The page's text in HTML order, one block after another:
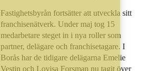
Fastighetsbyrån fortsätter att utveckla sitt
franchisenätverk. Under maj tog 15
medarbetare steget in i nya roller som
partner, delägare och franchisetagare. I
Borås har de tidigare delägarna Emelie
Vestin och Lovisa Forsman nu tagit över